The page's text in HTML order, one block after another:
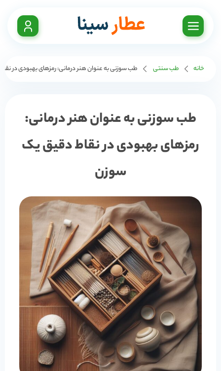
خانه طب سنتی طب سوزنی به عنوان هنر درمانی: رمزهای بهبودی در
طب سوزنی به عنوان هنر درمانی:
رمزهای بهبودی در نقاط دقیق یک
سوزن